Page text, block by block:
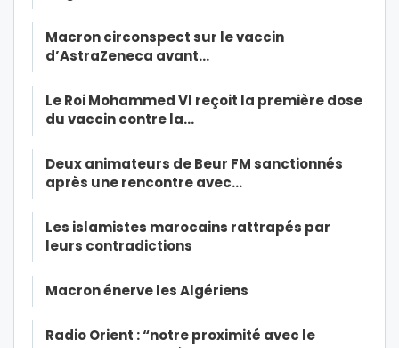
Macron circonspect sur le vaccin
d’AstraZeneca avant…
Le Roi Mohammed VI reçoit la première dose
du vaccin contre la…
Deux animateurs de Beur FM sanctionnés
après une rencontre avec…
Les islamistes marocains rattrapés par
leurs contradictions
Macron énerve les Algériens
Radio Orient : “notre proximité avec le